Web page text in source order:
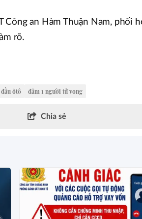
Công an Hàm Thuận Nam, phối
rõ.
ôtô đâm 1 người tử vong
Chia sẻ